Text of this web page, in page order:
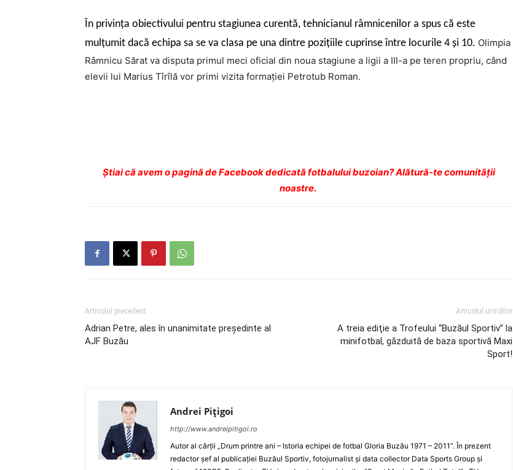
În privinţa obiectivului pentru stagiunea curentă, tehnicianul râmnicenilor a spus că este
mulţumit dacă echipa sa se va clasa pe una dintre poziţiile cuprinse între locurile 4 şi 10. Olimpia
Râmnicu Sărat va disputa primul meci oficial din noua stagiune a ligii a III-a pe teren propriu, când
elevii lui Marius Tîrîlă vor primi vizita formaţiei Petrotub Roman.
Ştiai că avem o pagină de Facebook dedicată fotbalului buzoian? Alătură-te comunității
noastre.
Articolul precedent
Adrian Petre, ales în unanimitate preşedinte al
AJF Buzău
Articolul următor
A treia ediţie a Trofeului “Buzăul Sportiv” la
minifotbal, găzduită de baza sportivă Maxi
Sport!
Andrei Pițigoi
http://www.andreipitigoi.ro
Autor al cărţii „Drum printre ani – Istoria echipei de fotbal Gloria Buzău 1971 – 2011”. În prezent
redactor şef al publicaţiei Buzăul Sportiv, fotojurnalist şi data collector Data Sports Group şi